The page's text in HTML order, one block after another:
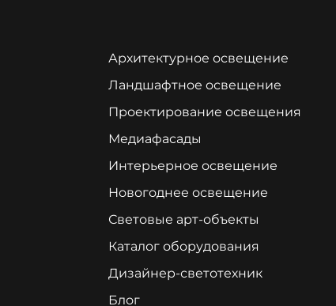
Архитектурное освещение
Ландшафтное освещение
Проектирование освещения
Медиафасады
Интерьерное освещение
Новогоднее освещение
Световые арт-объекты
Каталог оборудования
Дизайнер-светотехник
Блог